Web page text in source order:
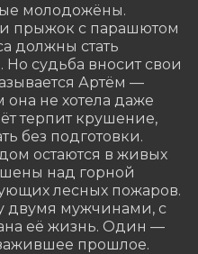
молодожёны.
прыжок с парашютом
должны стать
судьба вносит свои
Артём —
не хотела даже
терпит крушение,
без подготовки.
остаются в живых
над горной
лесных пожаров.
двумя мужчинами, с
её жизнь. Один —
прошлое.